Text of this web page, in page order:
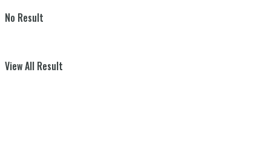
No Result
View All Result